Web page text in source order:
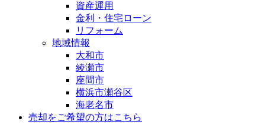
資産運用
金利・住宅ローン
リフォーム
地域情報
大和市
綾瀬市
座間市
横浜市瀬谷区
海老名市
売却をご希望の方はこちら